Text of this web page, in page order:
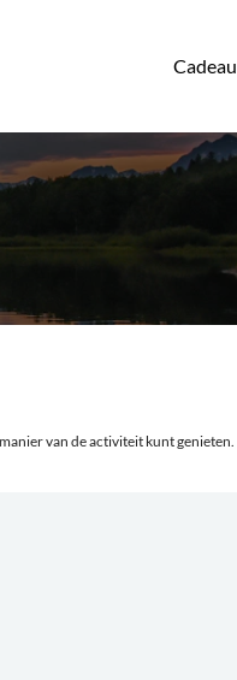
Cadeau
van de activiteit kunt genieten.